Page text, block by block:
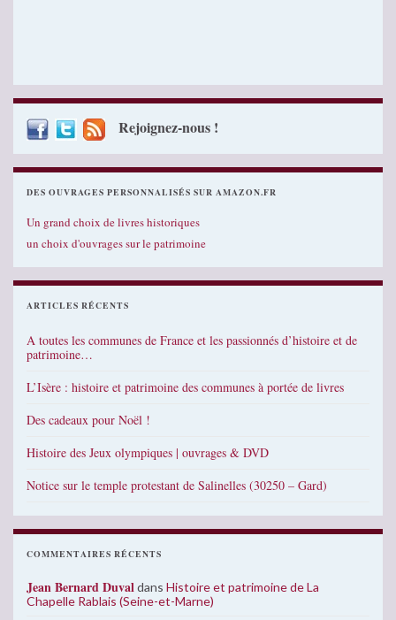
Rejoignez-nous !
DES OUVRAGES PERSONNALISÉS SUR AMAZON.FR
Un grand choix de livres historiques
un choix d'ouvrages sur le patrimoine
ARTICLES RÉCENTS
A toutes les communes de France et les passionnés d’histoire et de
patrimoine…
L’Isère : histoire et patrimoine des communes à portée de livres
Des cadeaux pour Noël !
Histoire des Jeux olympiques | ouvrages & DVD
Notice sur le temple protestant de Salinelles (30250 – Gard)
COMMENTAIRES RÉCENTS
Jean Bernard Duvaldans Histoire et patrimoine de La
Chapelle Rablais (Seine-et-Marne)